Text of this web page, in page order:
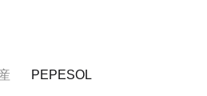
PEPESOL